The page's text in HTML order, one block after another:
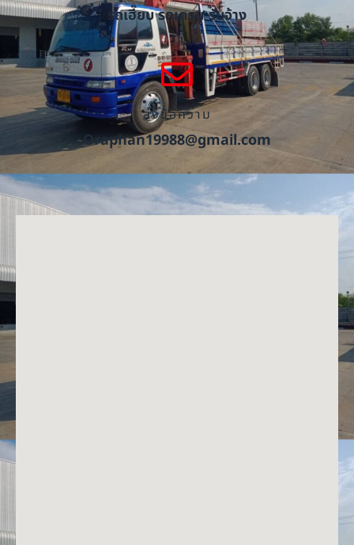
รถเฮี๊ยบ รถเครน รับจ้าง
ส่งข้อความ
Oraphan19988@gmail.com